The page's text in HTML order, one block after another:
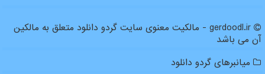
gerdoodl.ir - مالکیت معنوی سایت گردو دانلود متعلق به مالکین
آن می باشد
میانبرهای گردو دانلود